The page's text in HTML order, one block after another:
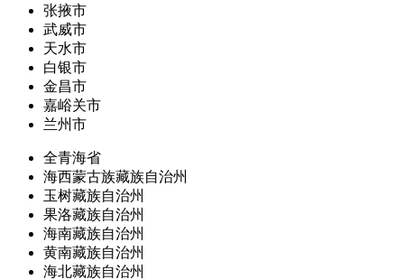
张掖市
武威市
天水市
白银市
金昌市
嘉峪关市
兰州市
全青海省
海西蒙古族藏族自治州
玉树藏族自治州
果洛藏族自治州
海南藏族自治州
黄南藏族自治州
海北藏族自治州